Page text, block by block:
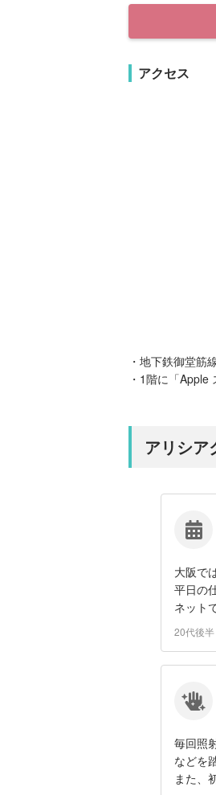
アクセス
・地下鉄御堂筋
・1階に「Apple
アリシア
大阪で
平日の
ネット
20代後
毎回照
などを
また、